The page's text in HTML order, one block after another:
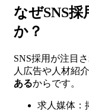
なぜSNS
か？
SNS採用が注目
人広告や人材紹
あるからです。
求人媒体：